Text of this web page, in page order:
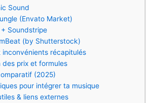
Sound
(Envato Market)
Soundstripe
(by Shutterstock)
inconvénients récapitulés
des prix et formules
(2025)
pour intégrer ta musique
& liens externes